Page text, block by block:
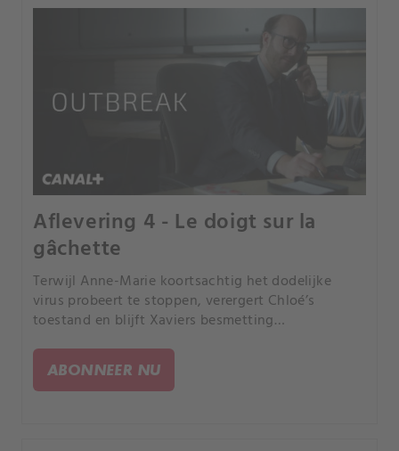
Aflevering 4 - Le doigt sur la
gâchette
Terwijl Anne-Marie koortsachtig het dodelijke
virus probeert te stoppen, verergert Chloé’s
toestand en blijft Xaviers besmetting
ABONNEER NU